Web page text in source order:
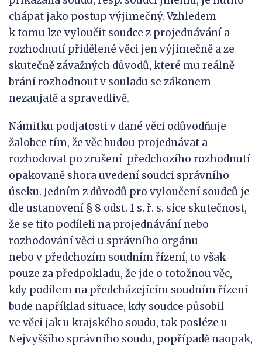
chápat jako postup výjimečný. Vzhledem
k tomu lze vyloučit soudce z projednávání a
rozhodnutí přidělené věci jen výjimečně a ze
skutečně závažných důvodů, které mu reálně
brání rozhodnout v souladu se zákonem
nezaujatě a spravedlivě.
Námitku podjatosti v dané věci odůvodňuje
žalobce tím, že věc budou projednávat a
rozhodovat po zrušení předchozího rozhodnutí
opakovaně shora uvedení soudci správního
úseku. Jedním z důvodů pro vyloučení soudců je
dle ustanovení § 8 odst. 1 s. ř. s. sice skutečnost,
že se tito podíleli na projednávání nebo
rozhodování věci u správního orgánu
nebo v předchozím soudním řízení, to však
pouze za předpokladu, že jde o totožnou věc,
kdy podílem na předcházejícím soudním řízení
bude například situace, kdy soudce působil
ve věci jak u krajského soudu, tak posléze u
Nejvyššího správního soudu, popřípadě naopak,